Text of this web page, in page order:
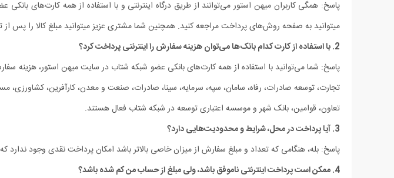
پاسخ: همگی کاربران میهن استور می‌توانند از طریق درگاه اینترنتی و با استفاده از همه کارت‏‌های
می‏توانید به صفحه روش‌‏های پرداخت مراجعه کنید. همچنین شما مشتری عزیز میتوانید مبلغ کالا را پس
2. با استفاده از کارت کدام بانک‌ها می‌توان هزینه سفارش را اینترنتی پرداخت کرد؟
پاسخ: شما می‌توانید با استفاده از همه کارت‏‌های بانکی عضو شبکه شتاب در سایت میهن استور، هزینه
تجارت، توسعه صادرات، رفاه، سامان، سپه، سرمایه، سینا، صادرات، صنعت و معدن، کارآفرین،
تعاون، قوامین، بانک شهر و موسسه اعتباری توسعه در شبکه شتاب فعال هستند.
3. آیا پرداخت در محل، شرایط و محدودیت‏‌هایی دارد؟
پاسخ: بله، هنگامی که تعداد و مبلغ سفارش از میزان خاصی بالاتر باشد امکان پرداخت نقدی وجود
4. ممکن است پرداخت اینترنتی ناموفق باشد، ولی مبلغ از حساب من کم شده باشد؟